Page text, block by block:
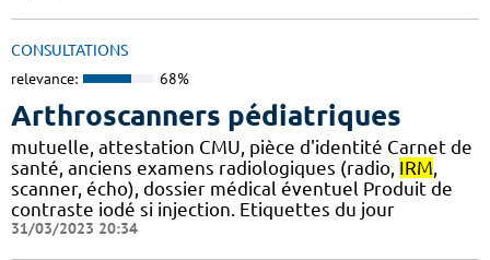
CONSULTATIONS
relevance: 68%
Arthroscanners pédiatriques
mutuelle, attestation CMU, pièce d'identité Carnet de
santé, anciens examens radiologiques (radio, IRM,
scanner, écho), dossier médical éventuel Produit de
contraste iodé si injection. Etiquettes du jour
31/03/2023 20:34